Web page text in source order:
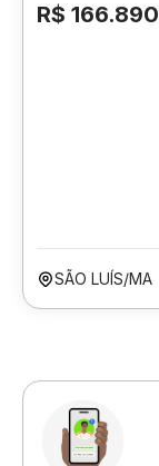
R$ 166.890
SÃO LUÍS/MA